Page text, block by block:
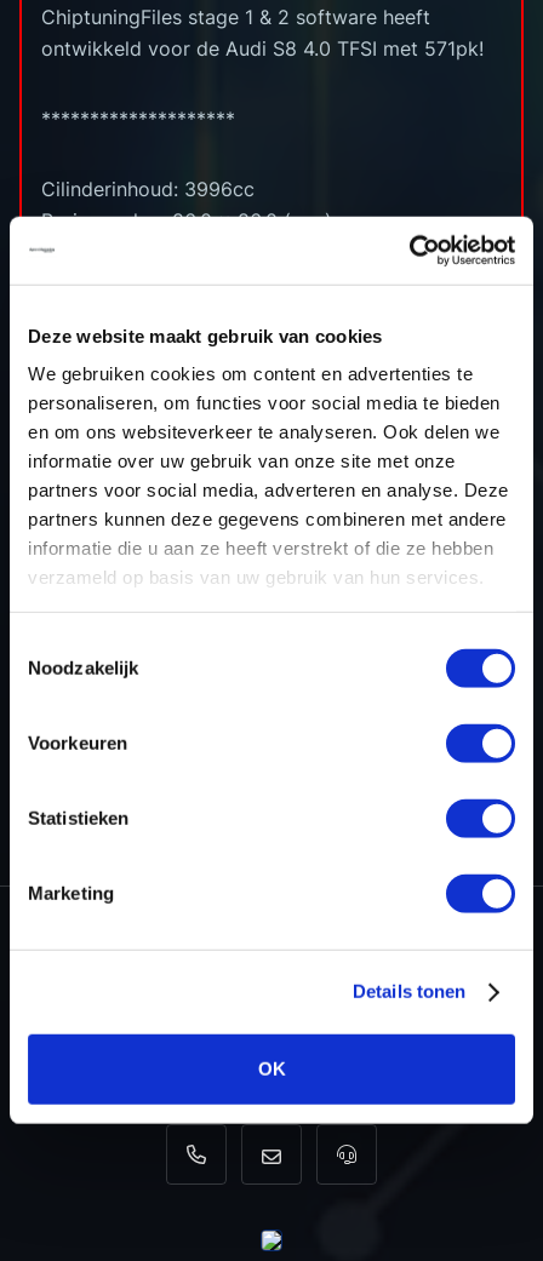
Deze website maakt gebruik van cookies
We gebruiken cookies om content en advertenties te
personaliseren, om functies voor social media te bieden
en om ons websiteverkeer te analyseren. Ook delen we
informatie over uw gebruik van onze site met onze
partners voor social media, adverteren en analyse. Deze
partners kunnen deze gegevens combineren met andere
informatie die u aan ze heeft verstrekt of die ze hebben
verzameld op basis van uw gebruik van hun services.
Noodzakelijk
Voorkeuren
Statistieken
Marketing
Details tonen
OK
ChiptuningFiles stage 1 & 2 software heeft
ontwikkeld voor de Audi S8 4.0 TFSI met 571pk!
********************
Cilinderinhoud: 3996cc
Boring x slag: 86.0 x 86.0 (mm)
Compressieverhouding: 10.1 (:1)
Standaard vermogen: 571pk
Stage 2 vermogen: 690pk
Standaard koppel: 800nm
Stage 1 koppel: 900nm
Stage 2 Koppel: 1000nm
ECU: Bosch MG1CS008
Uitleesmethode: Autotuner OBD
STAGE 1 & 2 GEREED VOOR DE AUDI S8 4.0
TFSI
Dyno-ChiptuningFiles.com
3741 LR Baarn
Nederland
+31 35 820 0967
info@dyno-Voor tool support,